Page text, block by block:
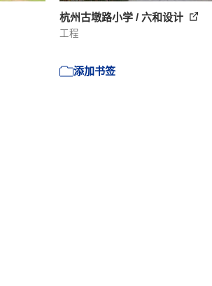
杭州古墩路小学 / 六和设计
工程
添加书签